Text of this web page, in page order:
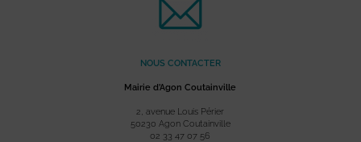
NOUS CONTACTER
Mairie d’Agon Coutainville
2, avenue Louis Périer
50230 Agon Coutainville
02 33 47 07 56